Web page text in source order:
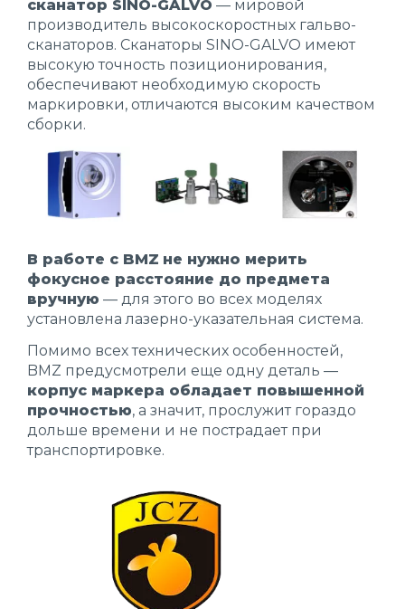
сканатор SINO-GALVO — мировой
производитель высокоскоростных гальво-
сканаторов. Сканаторы SINO-GALVO имеют
высокую точность позиционирования,
обеспечивают необходимую скорость
маркировки, отличаются высоким качеством
сборки.
В работе с BMZ не нужно мерить
фокусное расстояние до предмета
вручную — для этого во всех моделях
установлена лазерно-указательная система.
Помимо всех технических особенностей,
BMZ предусмотрели еще одну деталь —
корпус маркера обладает повышенной
прочностью, а значит, прослужит гораздо
дольше времени и не пострадает при
транспортировке.